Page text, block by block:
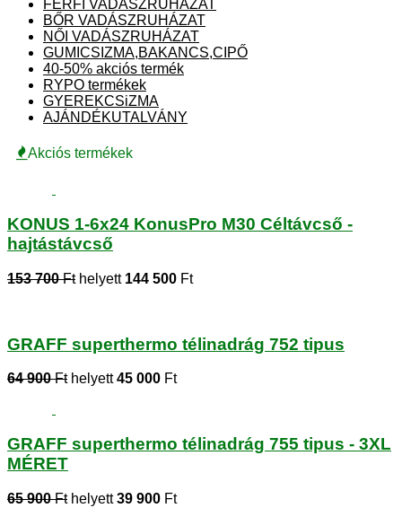
FÉRFI VADÁSZRUHÁZAT
BŐR VADÁSZRUHÁZAT
NŐI VADÁSZRUHÁZAT
GUMICSIZMA,BAKANCS,CIPŐ
40-50% akciós termék
RYPO termékek
GYEREKCSiZMA
AJÁNDÉKUTALVÁNY
Akciós termékek
KONUS 1-6x24 KonusPro M30 Céltávcső -
hajtástávcső
153 700 Fthelyett 144 500 Ft
GRAFF superthermo télinadrág 752 tipus
64 900 Fthelyett45 000 Ft
GRAFF superthermo télinadrág 755 tipus - 3XL
MÉRET
65 900 Fthelyett39 900 Ft